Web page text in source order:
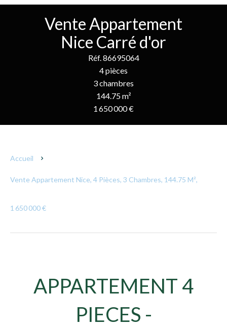
Vente Appartement
Nice Carré d'or
Réf. 86695064
4 pièces
3 chambres
144.75 m²
1 650 000 €
Accueil
Vente Appartement Nice, 4 Pièces, 3 Chambres, 144.75 M²,
1 650 000 €
APPARTEMENT 4
PIECES -